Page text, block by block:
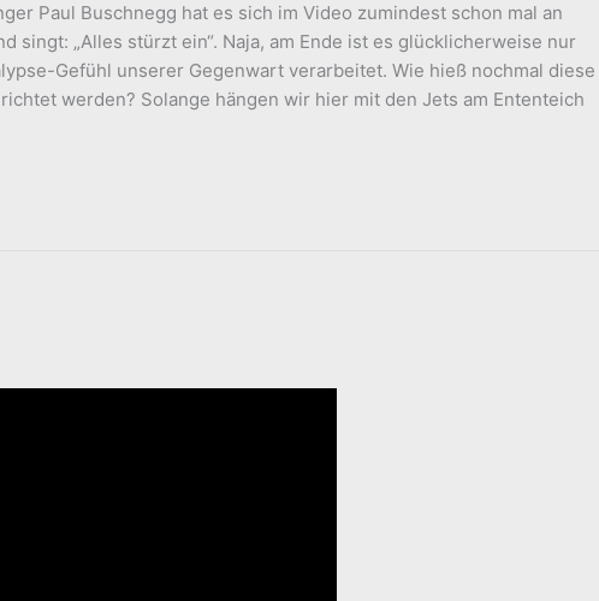
Paul Buschnegg hat es sich im Video zumindest schon mal an
singt: „Alles stürzt ein“. Naja, am Ende ist es glücklicherweise nur
Gefühl unserer Gegenwart verarbeitet. Wie hieß nochmal diese
werden? Solange hängen wir hier mit den Jets am Ententeich